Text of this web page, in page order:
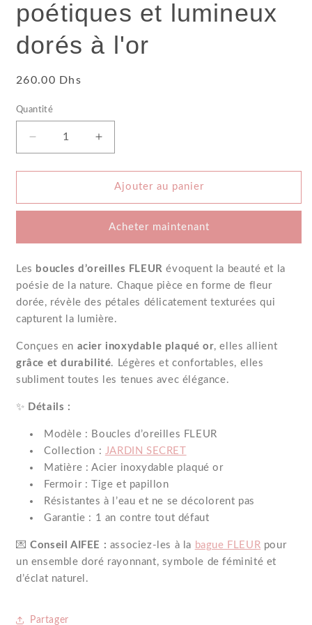
poétiques et lumineux
dorés à l'or
Prix
260.00 Dhs
Quantité
de
d&#39;oreilles
FLEUR
-
Bijoux
poétiques
et
lumineux
dorés
à
quantité
de
Boucles
d&#39;oreilles
FLEUR
-
Bijoux
poétiques
et
lumineux
dorés
Ajouter au panier
Acheter maintenant
Les boucles d’oreilles FLEUR évoquent la beauté et la
poésie de la nature. Chaque pièce en forme de fleur
dorée, révèle des pétales délicatement texturées qui
capturent la lumière.
Conçues en acier inoxydable plaqué or, elles allient
grâce et durabilité. Légères et confortables, elles
subliment toutes les tenues avec élégance.
✨ Détails :
Modèle : Boucles d’oreilles FLEUR
Collection : JARDIN SECRET
Matière : Acier inoxydable plaqué or
Fermoir : Tige et papillon
Résistantes à l’eau et ne se décolorent pas
Garantie : 1 an contre tout défaut
💌Conseil AIFEE : associez-les à la bague FLEUR pour
un ensemble doré rayonnant, symbole de féminité et
d’éclat naturel.
Partager